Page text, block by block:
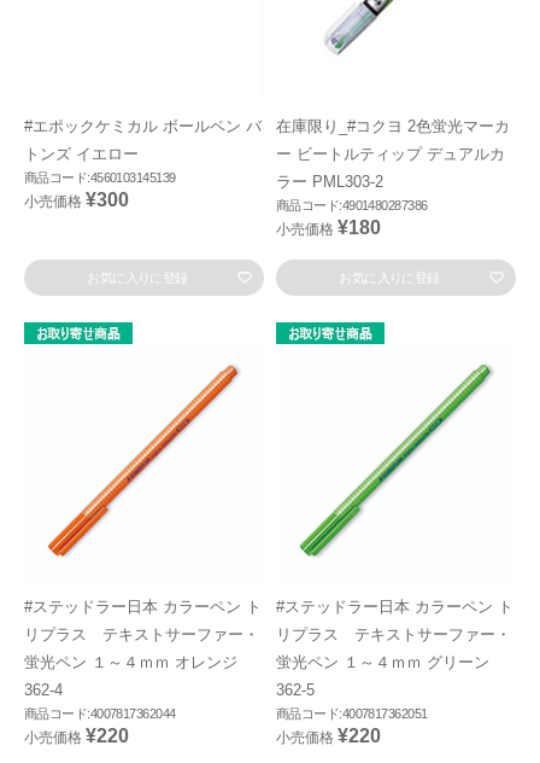
#エポックケミカル ボールペン バ
トンズ イエロー
商品コード:4560103145139
小売価格 ¥300
お気に入りに登録
在庫限り_#コクヨ 2色蛍光マーカ
ー ビートルティップ デュアルカ
ラー PML303-2
商品コード:4901480287386
小売価格 ¥180
お気に入りに登録
#ステッドラー日本 カラーペン ト
リプラス テキストサーファー・
蛍光ペン １～４ｍｍ オレンジ
362-4
商品コード:4007817362044
小売価格 ¥220
#ステッドラー日本 カラーペン ト
リプラス テキストサーファー・
蛍光ペン １～４ｍｍ グリーン
362-5
商品コード:4007817362051
小売価格 ¥220